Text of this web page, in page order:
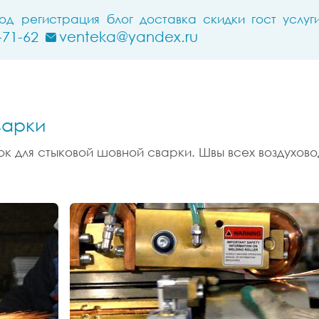
регистрация блог доставка скидки гост
62 venteka@yandex.ru
для стыковой шовной сварки. Швы всех